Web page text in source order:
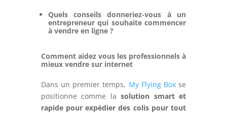
Quels conseils donneriez-vous à un
entrepreneur qui souhaite commencer
à vendre en ligne ?
Comment aidez vous les professionnels à
mieux vendre sur internet
Dans un premier temps, My Flying Box se
positionne comme lasolution smart et
rapide pour expédier des colis pour tout